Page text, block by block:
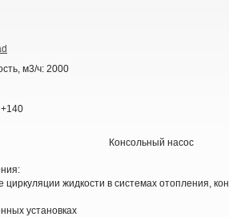
м3/ч: 2000
+140
Консольный насос
циркуляции жидкости в системах отопления,
установках